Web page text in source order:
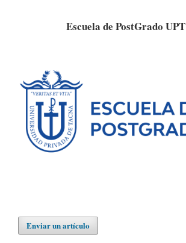
Escuela de PostGrado UPT
Enviar un artículo